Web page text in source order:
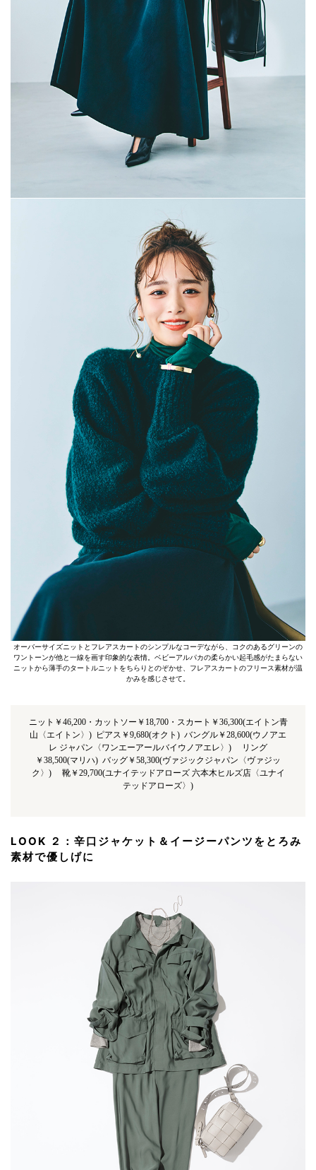
オーバーサイズニットとフレアスカートのシンプルなコーデながら、コクのあるグリーンの
ワントーンが他と一線を画す印象的な表情。ベビーアルパカの柔らかい起毛感がたまらない
ニットから薄手のタートルニットをちらりとのぞかせ、フレアスカートのフリース素材が温
かみを感じさせて。
ニット￥46,200・カットソー￥18,700・スカート￥36,300(エイトン青
山〈エイトン〉) ピアス￥9,680(オクト) バングル￥28,600(ウノアエ
レ ジャパン〈ワンエーアールバイウノアエレ〉) リング
￥38,500(マリハ) バッグ￥58,300(ヴァジックジャパン〈ヴァジッ
ク〉) 靴￥29,700(ユナイテッドアローズ 六本木ヒルズ店〈ユナイ
テッドアローズ〉)
LOOK ２：辛口ジャケット＆イージーパンツをとろみ
素材で優しげに